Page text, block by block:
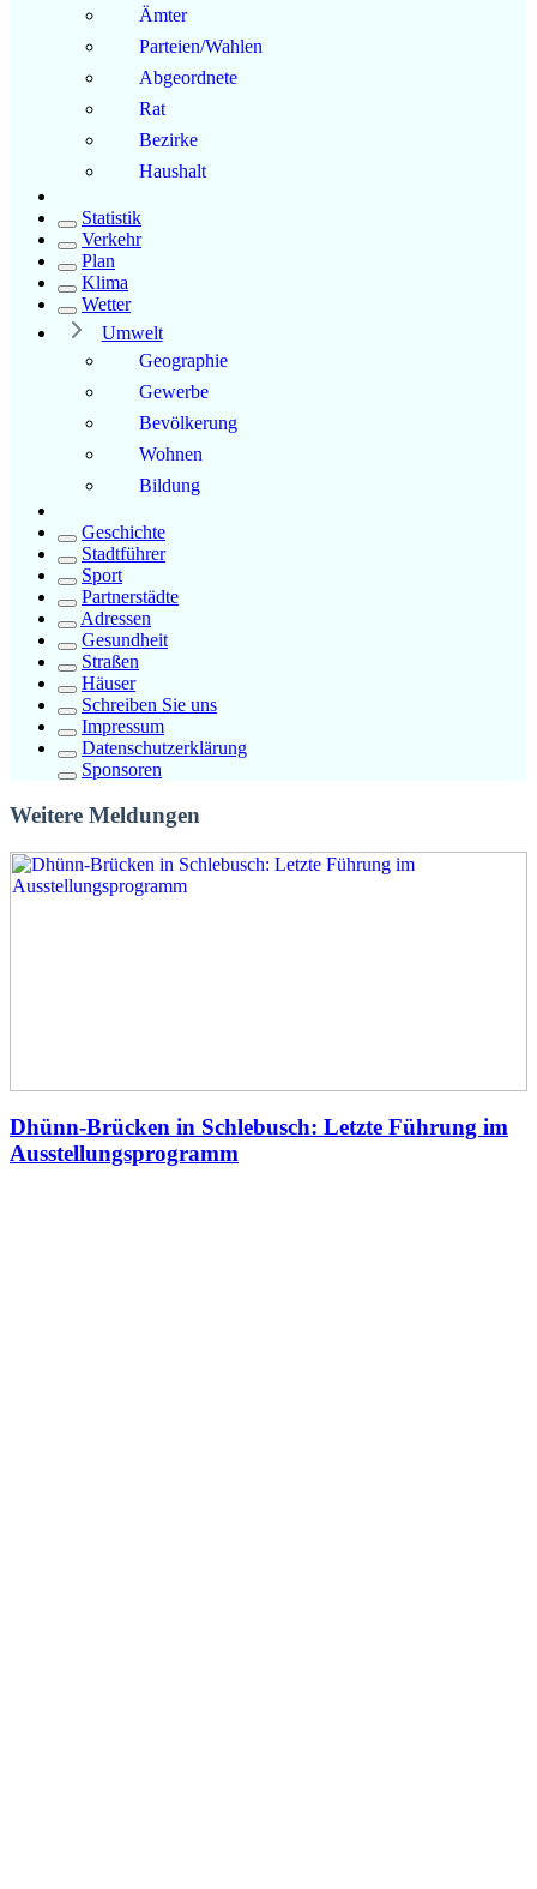
Ämter
Parteien/Wahlen
Abgeordnete
Rat
Bezirke
Haushalt
Statistik
Verkehr
Plan
Klima
Wetter
Umwelt
Geographie
Gewerbe
Bevölkerung
Wohnen
Bildung
Geschichte
Stadtführer
Sport
Partnerstädte
Adressen
Gesundheit
Straßen
Häuser
Schreiben Sie uns
Impressum
Datenschutzerklärung
Sponsoren
Weitere Meldungen
Dhünn-Brücken in Schlebusch: Letzte Führung im
Ausstellungsprogramm